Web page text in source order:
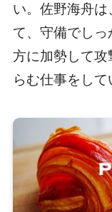
い。佐野海舟
て、守備でし
方に加勢して
らむ仕事をして